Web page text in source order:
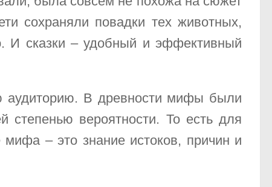
сохраняли повадки тех животных,
И сказки – удобный и эффективный
аудиторию. В древности мифы были
степенью вероятности. То есть для
– это знание истоков, причин и